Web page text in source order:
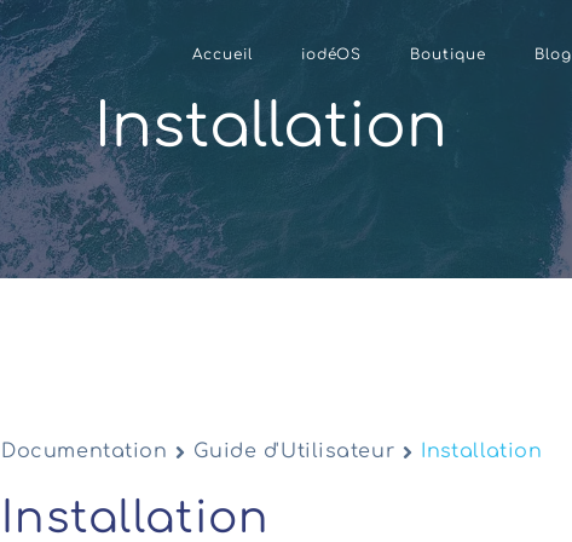
Accueil iodéOS Boutique Blog
Installation
Documentation Guide d'Utilisateur Installation
Installation